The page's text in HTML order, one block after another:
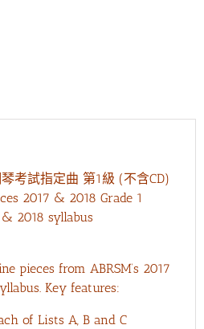
考試指定曲 第1級 (不含CD)
2017 & 2018 Grade 1
2018 syllabus
pieces from ABRSM’s 2017
Key features:
of Lists A, B and C